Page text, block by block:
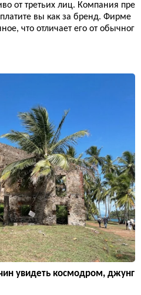
от третьих лиц. Компания пре
вы как за бренд. Фирме
что отличает его от обычног
увидеть космодром, джунг